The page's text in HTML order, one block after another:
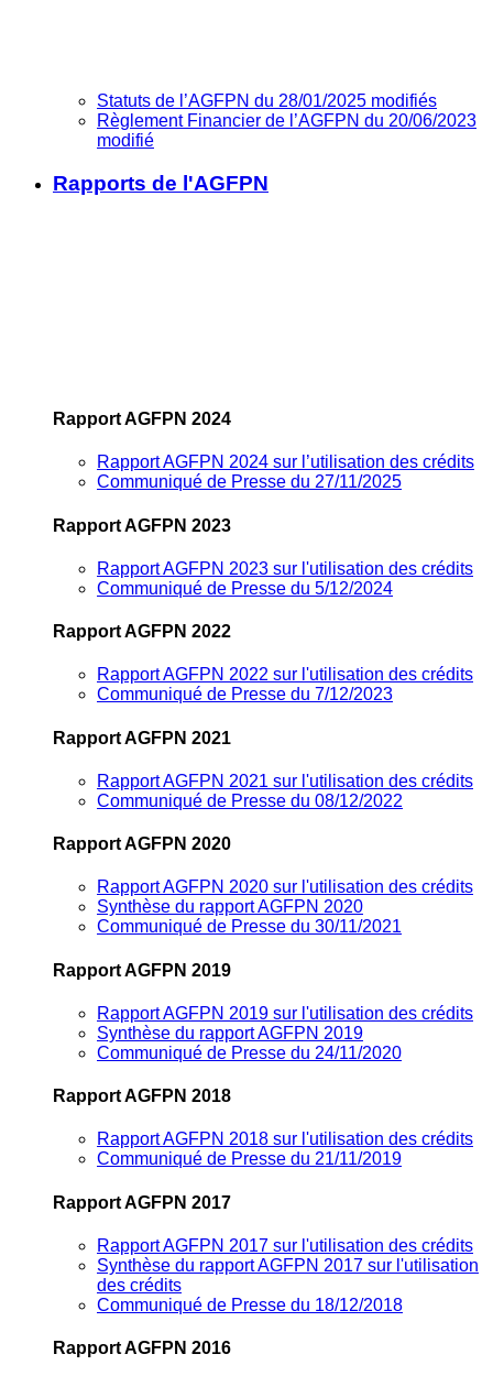
Statuts de l’AGFPN du 28/01/2025 modifiés
Règlement Financier de l’AGFPN du 20/06/2023
modifié
Rapports de l'AGFPN
Rapport AGFPN 2024
Rapport AGFPN 2024 sur l’utilisation des crédits
Communiqué de Presse du 27/11/2025
Rapport AGFPN 2023
Rapport AGFPN 2023 sur l'utilisation des crédits
Communiqué de Presse du 5/12/2024
Rapport AGFPN 2022
Rapport AGFPN 2022 sur l'utilisation des crédits
Communiqué de Presse du 7/12/2023
Rapport AGFPN 2021
Rapport AGFPN 2021 sur l'utilisation des crédits
Communiqué de Presse du 08/12/2022
Rapport AGFPN 2020
Rapport AGFPN 2020 sur l'utilisation des crédits
Synthèse du rapport AGFPN 2020
Communiqué de Presse du 30/11/2021
Rapport AGFPN 2019
Rapport AGFPN 2019 sur l'utilisation des crédits
Synthèse du rapport AGFPN 2019
Communiqué de Presse du 24/11/2020
Rapport AGFPN 2018
Rapport AGFPN 2018 sur l'utilisation des crédits
Communiqué de Presse du 21/11/2019
Rapport AGFPN 2017
Rapport AGFPN 2017 sur l'utilisation des crédits
Synthèse du rapport AGFPN 2017 sur l'utilisation
des crédits
Communiqué de Presse du 18/12/2018
Rapport AGFPN 2016